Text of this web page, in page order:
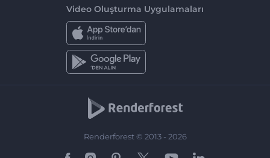
Video Oluşturma Uygulamaları
Renderforest © 2013 - 2026